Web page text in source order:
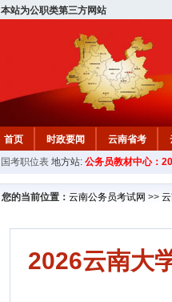
本站为公职类第三方网站
首页 时政要闻 云南省考
国考职位表 地方站: 公务员教材中心：
您的当前位置： 云南公务员考试网 >>
2026云南大